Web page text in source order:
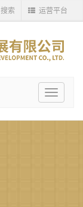
搜索 运营平台
Toggle